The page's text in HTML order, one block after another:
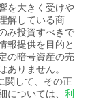
を大きく受けや
解している商
み投資すべきで
報提供を目的と
の暗号資産の売
りません。
関して、その正
ついては、 利